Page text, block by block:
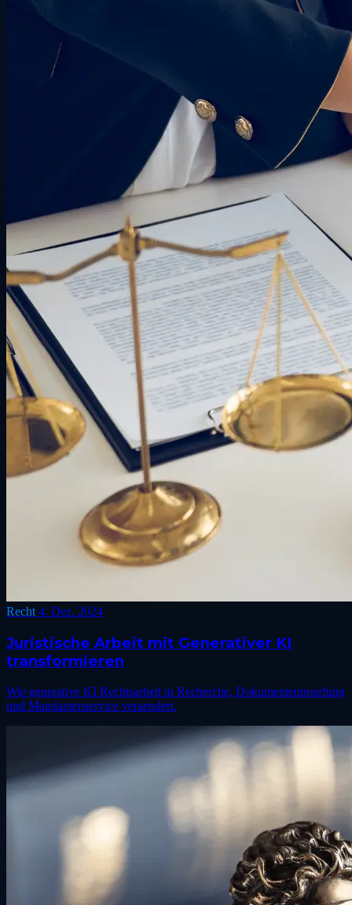
Recht4. Dez. 2024
Juristische Arbeit mit Generativer KI
transformieren
Wie generative KI Rechtsarbeit in Recherche, Dokumentenpruefung
und Mandantenservice veraendert.